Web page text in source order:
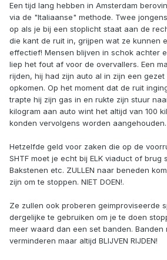
Een tijd lang hebben in Amsterdam
via de "Italiaanse" methode. Twee
op als je bij een stoplicht staat aan de
die kant de ruit in, grijpen wat ze kunnen
effectief! Mensen blijven in schok achter
liep het fout af voor de overvallers. Een
rijden, hij had zijn auto al in zijn een
opkomen. Op het moment dat de ruit
trapte hij zijn gas in en rukte zijn stuur
kilogram aan auto wint het altijd van 100
konden vervolgens worden aangehouden.
Hetzelfde geld voor zaken die op de
SHTF moet je echt bij ELK viaduct of brug
Bakstenen etc. ZULLEN naar beneden
zijn om te stoppen. NIET DOEN!.
Ze zullen ook proberen geimproviseerde
dergelijke te gebruiken om je te doen
meer waard dan een set banden. Banden
verminderen maar altijd BLIJVEN RIJDEN!